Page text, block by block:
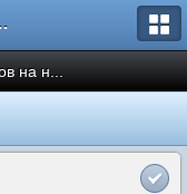
на н...